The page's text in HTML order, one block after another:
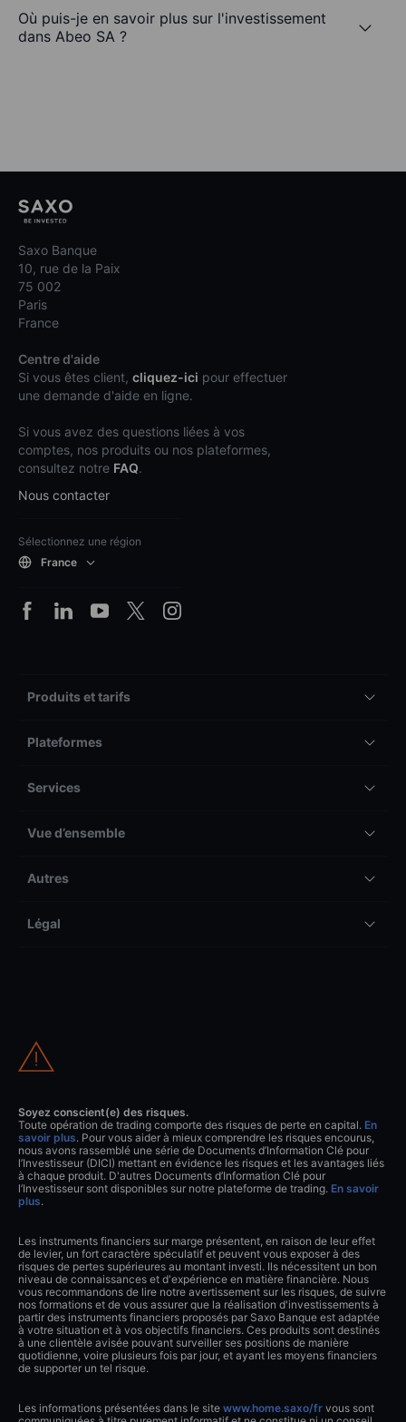
Où puis-je en savoir plus sur l'investissement
dans Abeo SA ?
Saxo Banque
10, rue de la Paix
75 002
Paris
France
Centre d'aide
Si vous êtes client, cliquez-ici pour effectuer
une demande d'aide en ligne.
Si vous avez des questions liées à vos
comptes, nos produits ou nos plateformes,
consultez notre FAQ.
Nous contacter
Sélectionnez une région
France
Produits et tarifs
Plateformes
Services
Vue d’ensemble
Autres
Légal
Soyez conscient(e) des risques.
Toute opération de trading comporte des risques de perte en capital. En
savoir plus. Pour vous aider à mieux comprendre les risques encourus,
nous avons rassemblé une série de Documents d’Information Clé pour
l’Investisseur (DICI) mettant en évidence les risques et les avantages liés
à chaque produit. D'autres Documents d’Information Clé pour
l’Investisseur sont disponibles sur notre plateforme de trading. En savoir
plus.
Les instruments financiers sur marge présentent, en raison de leur effet
de levier, un fort caractère spéculatif et peuvent vous exposer à des
risques de pertes supérieures au montant investi. Ils nécessitent un bon
niveau de connaissances et d'expérience en matière financière. Nous
vous recommandons de lire notre avertissement sur les risques, de suivre
nos formations et de vous assurer que la réalisation d'investissements à
partir des instruments financiers proposés par Saxo Banque est adaptée
à votre situation et à vos objectifs financiers. Ces produits sont destinés
à une clientèle avisée pouvant surveiller ses positions de manière
quotidienne, voire plusieurs fois par jour, et ayant les moyens financiers
de supporter un tel risque.
Les informations présentées dans le site www.home.saxo/fr vous sont